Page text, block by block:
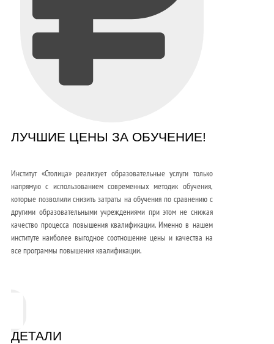
ЛУЧШИЕ ЦЕНЫ ЗА ОБУЧЕНИЕ!
Институт «Столица» реализует образовательные услуги только
напрямую с использованием современных методик обучения,
которые позволили снизить затраты на обучения по сравнению с
другими образовательными учреждениями при этом не снижая
качество процесса повышения квалификации. Именно в нашем
институте наиболее выгодное соотношение цены и качества на
все программы повышения квалификации.
ДЕТАЛИ